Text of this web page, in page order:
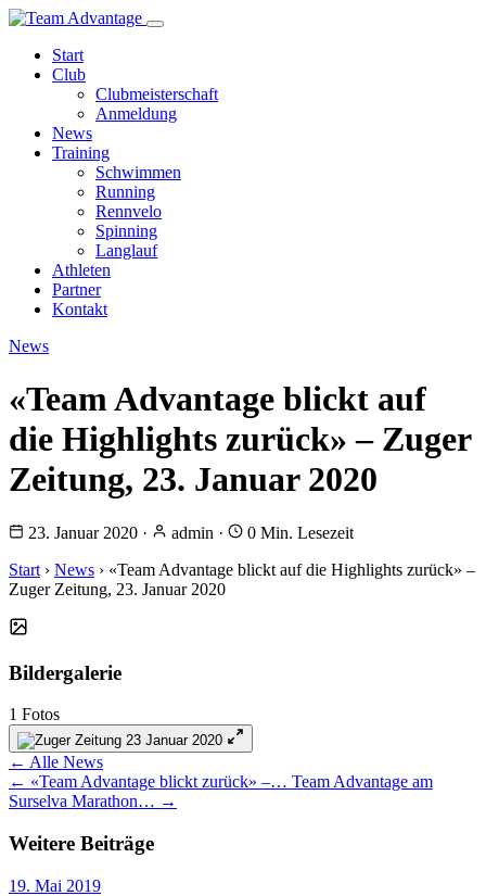
Start
Club
Clubmeisterschaft
Anmeldung
News
Training
Schwimmen
Running
Rennvelo
Spinning
Langlauf
Athleten
Partner
Kontakt
News
«Team Advantage blickt auf
die Highlights zurück» – Zuger
Zeitung, 23. Januar 2020
23. Januar 2020 · admin ·
0 Min. Lesezeit
Start › News › «Team Advantage blickt auf die Highlights zurück» –
Zuger Zeitung, 23. Januar 2020
Bildergalerie
1 Fotos
← Alle News
← «Team Advantage blickt zurück» –… Team Advantage am
Surselva Marathon… →
Weitere Beiträge
19. Mai 2019